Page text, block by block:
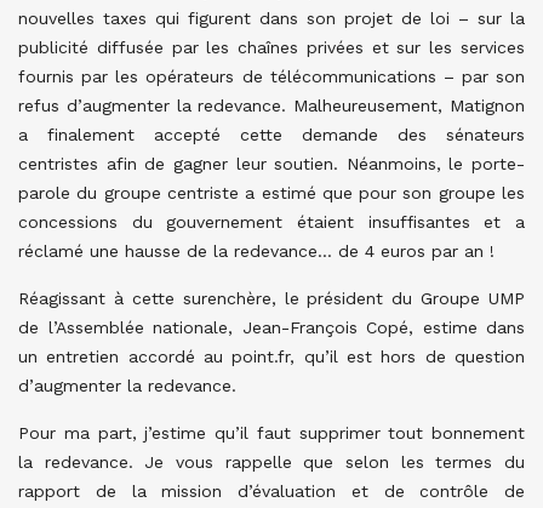
nouvelles taxes qui figurent dans son projet de loi – sur la
publicité diffusée par les chaînes privées et sur les services
fournis par les opérateurs de télécommunications – par son
refus d’augmenter la redevance. Malheureusement, Matignon
a finalement accepté cette demande des sénateurs
centristes afin de gagner leur soutien. Néanmoins, le porte-
parole du groupe centriste a estimé que pour son groupe les
concessions du gouvernement étaient insuffisantes et a
réclamé une hausse de la redevance… de 4 euros par an !
Réagissant à cette surenchère, le président du Groupe UMP
de l’Assemblée nationale, Jean-François Copé, estime dans
un entretien accordé au point.fr, qu’il est hors de question
d’augmenter la redevance.
Pour ma part, j’estime qu’il faut supprimer tout bonnement
la redevance. Je vous rappelle que selon les termes du
rapport de la mission d’évaluation et de contrôle de